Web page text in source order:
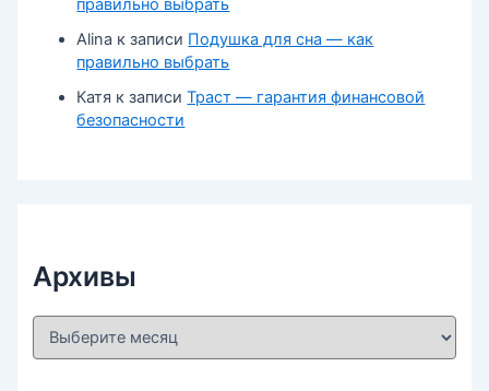
правильно выбрать
Alina к записи Подушка для сна — как
правильно выбрать
Катя к записиТраст — гарантия финансовой
безопасности
Архивы
А